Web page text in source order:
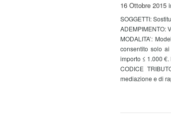
16 Ottobre 2015
SOGGETTI:
ADEMPIMENTO:
MODALITA’:
consentito solo
importo ≤ 1.000
CODICE
mediazione e di